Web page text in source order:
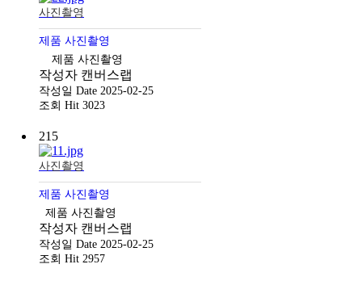
사진촬영
제품 사진촬영
제품 사진촬영
작성자 캔버스랩
작성일 Date 2025-02-25
조회 Hit 3023
215
사진촬영
제품 사진촬영
제품 사진촬영
작성자 캔버스랩
작성일 Date 2025-02-25
조회 Hit 2957